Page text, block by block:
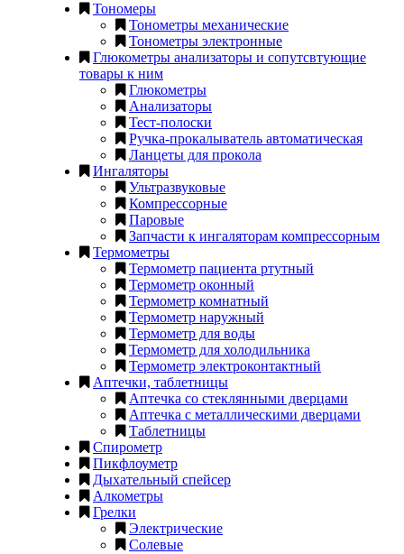
Тономеры
Тонометры механические
Тонометры электронные
Глюкометры анализаторы и сопутсвтующие
товары к ним
Глюкометры
Анализаторы
Тест-полоски
Ручка-прокалыватель автоматическая
Ланцеты для прокола
Ингаляторы
Ультразвуковые
Компрессорные
Паровые
Запчасти к ингаляторам компрессорным
Термометры
Термометр пациента ртутный
Термометр оконный
Термометр комнатный
Термометр наружный
Термометр для воды
Термометр для холодильника
Термометр электроконтактный
Аптечки, таблетницы
Аптечка со стеклянными дверцами
Аптечка с металлическими дверцами
Таблетницы
Спирометр
Пикфлоуметр
Дыхательный спейсер
Алкометры
Грелки
Электрические
Солевые